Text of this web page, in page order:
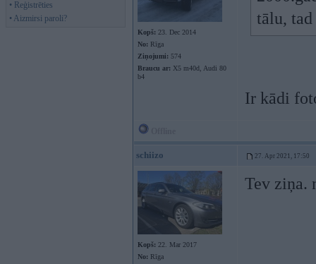
• Reģistrēties
• Aizmirsi paroli?
Kopš: 23. Dec 2014
No: Rīga
Ziņojumi: 574
Braucu ar: X5 m40d, Audi 80
b4
tālu, tad
Ir kādi
schiizo 27. Apr 2021, 17:50
Kopš: 22. Mar 2017
No: Rīga
Tev ziņa.